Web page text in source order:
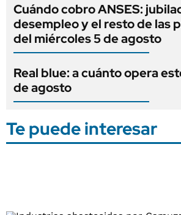
Cuándo cobro ANSES:
desempleo y el resto de las
del miércoles 5 de agosto
Real blue: a cuánto opera
de agosto
Te puede interesar